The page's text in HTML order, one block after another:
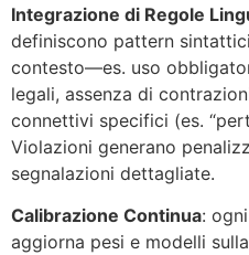
Integrazione di Regole
definiscono pattern
contesto—es. uso
legali, assenza di
connettivi specifici (es.
Violazioni generano
segnalazioni dettagliate.
Calibrazione Continua:
aggiorna pesi e modelli